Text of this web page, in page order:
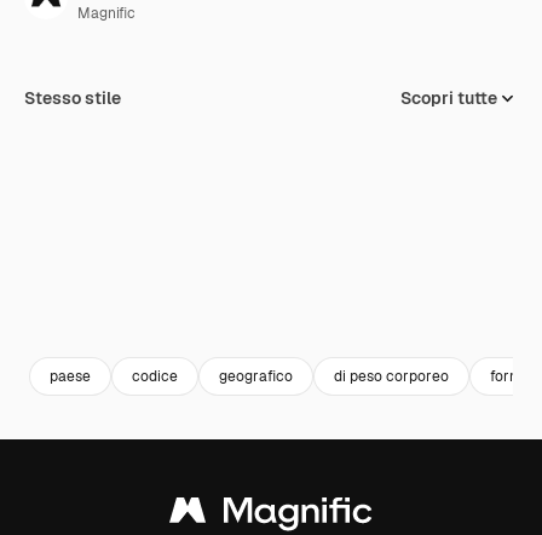
Magnific
Stesso stile Scopri tutte
paese codice geografico di peso corporeo forme